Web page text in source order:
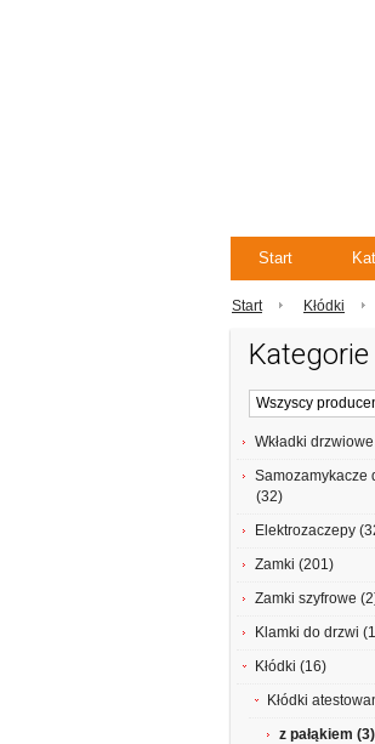
Start
Start Kłódki
Kategorie
Wkładki
Samozamykacze
(32)
Elektrozaczepy
Zamki (201)
Zamki szyfrowe
Klamki do drzwi
Kłódki (16)
Kłódki
z pałąkiem (3)